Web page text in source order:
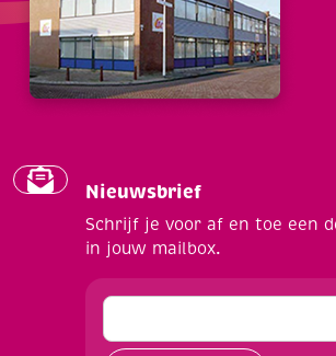
Nieuwsbrief
Schrijf je voor af en toe een
in jouw mailbox.